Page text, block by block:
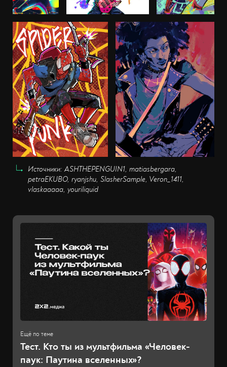
Источники: ASHTHEPENGUIN1, matiasbergara,
petraEKUBO, ryanjshu, SlasherSample, Veron_1411,
vlaskaaaaa, youriliquid
Тест. Кто ты из мультфильма «Человек-
паук: Паутина вселенных»?